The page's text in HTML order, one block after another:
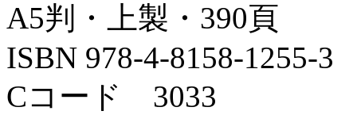
A5判・上製・390頁
ISBN 978-4-8158-1255-3
Cコード 3033